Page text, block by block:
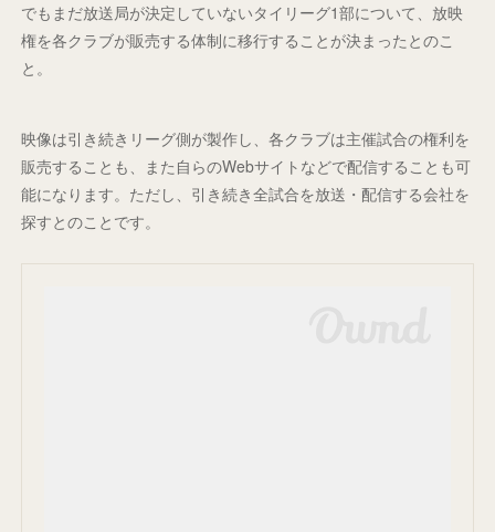
でもまだ放送局が決定していないタイリーグ1部について、放映
権を各クラブが販売する体制に移行することが決まったとのこ
と。
映像は引き続きリーグ側が製作し、各クラブは主催試合の権利を
販売することも、また自らのWebサイトなどで配信することも可
能になります。ただし、引き続き全試合を放送・配信する会社を
探すとのことです。